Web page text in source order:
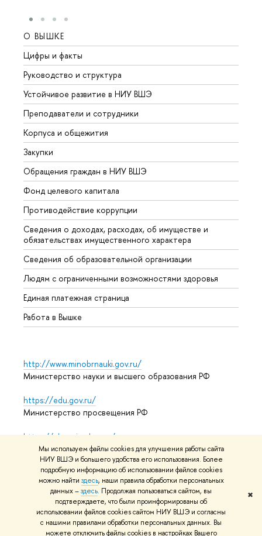
Мы используем файлы cookies для улучшения работы сайта
НИУ ВШЭ и большего удобства его использования. Более
подробную информацию об использовании файлов cookies
можно найти здесь, наши правила обработки персональных
данных –здесь. Продолжая пользоваться сайтом, вы
подтверждаете, что были проинформированы об
использовании файлов cookies сайтом НИУ ВШЭ и согласны
с нашими правилами обработки персональных данных. Вы
можете отключить файлы cookies в настройках Вашего
✖
О ВЫШКЕ
Цифры и факты
Руководство и структура
Устойчивое развитие в НИУ ВШЭ
Преподаватели и сотрудники
Корпуса и общежития
Закупки
Обращения граждан в НИУ ВШЭ
Фонд целевого капитала
Противодействие коррупции
Сведения о доходах, расходах, об имуществе и
обязательствах имущественного характера
Сведения об образовательной организации
Людям с ограниченными возможностями здоровья
Единая платежная страница
Работа в Вышке
http://www.minobrnauki.gov.ru/
Министерство науки и высшего образования РФ
https://edu.gov.ru/
Министерство просвещения РФ
https://elearning.hse.ru/mooc
Массовые открытые онлайн-курсы
© НИУ ВШЭ 1993–2026 Адреса и контактыУсловия
использования материаловПолитика конфиденциальности
Карта сайта